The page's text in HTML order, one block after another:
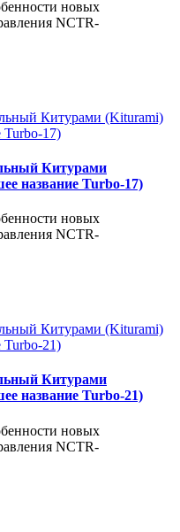
новых
NCTR-
Китурами
название Turbo-17)
новых
NCTR-
Китурами
название Turbo-21)
новых
NCTR-